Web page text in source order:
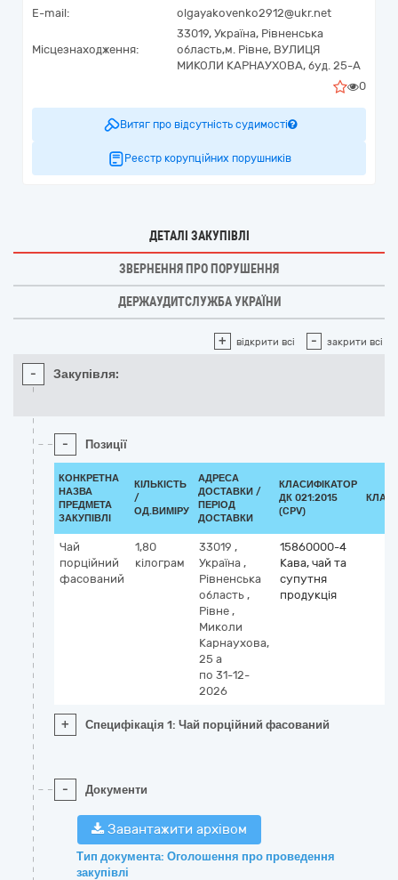
E-mail:
olgayakovenko2912@ukr.net
Місцезнаходження:
33019, Україна, Рівненська
область,м. Рівне, ВУЛИЦЯ
МИКОЛИ КАРНАУХОВА, буд. 25-А
0
Витяг про відсутність судимості
Реєстр корупційних порушників
ДЕТАЛІ ЗАКУПІВЛІ
ЗВЕРНЕННЯ ПРО ПОРУШЕННЯ
ДЕРЖАУДИТСЛУЖБА УКРАЇНИ
+ відкрити всі - закрити всі
- Закупівля:
- Позиції
КОНКРЕТНА
НАЗВА
ПРЕДМЕТА
ЗАКУПІВЛІ
КІЛЬКІСТЬ
/
ОД.ВИМІРУ
АДРЕСА
ДОСТАВКИ /
ПЕРІОД
ДОСТАВКИ
КЛАСИФІКАТОР
ДК 021:2015
(CPV)
Чай
порційний
фасований
1,80
кілограм
33019 ,
Україна ,
Рівненська
область ,
Рівне ,
Миколи
Карнаухова,
25 а
по 31-12-
2026
15860000-4
Кава, чай та
супутня
продукція
+ Специфікація 1: Чай порційний фасований
- Документи
Завантажити архівом
Тип документа: Оголошення про проведення
закупівлі